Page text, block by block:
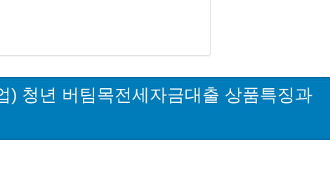
) 청년 버팀목전세자금대출 상품특징과